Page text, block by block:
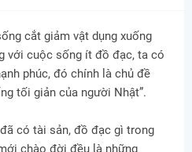
cắt giảm vật dụng xuống
với cuộc sống ít đồ đạc, ta có
phúc, đó chính là chủ đề
tối giản của người Nhật”.
có tài sản, đồ đạc gì trong
chào đời đều là những